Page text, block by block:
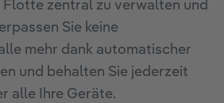
Flotte zentral zu verwalten und
Sie keine
mehr dank automatischer
und behalten Sie jederzeit
alle Ihre Geräte.